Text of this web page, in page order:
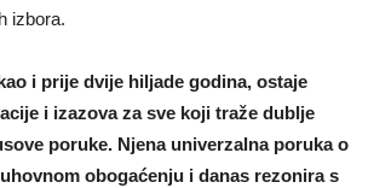
izbora.
i prije dvije hiljade godina, ostaje
i izazova za sve koji traže dublje
poruke. Njena univerzalna poruka o
obogaćenju i danas rezonira s